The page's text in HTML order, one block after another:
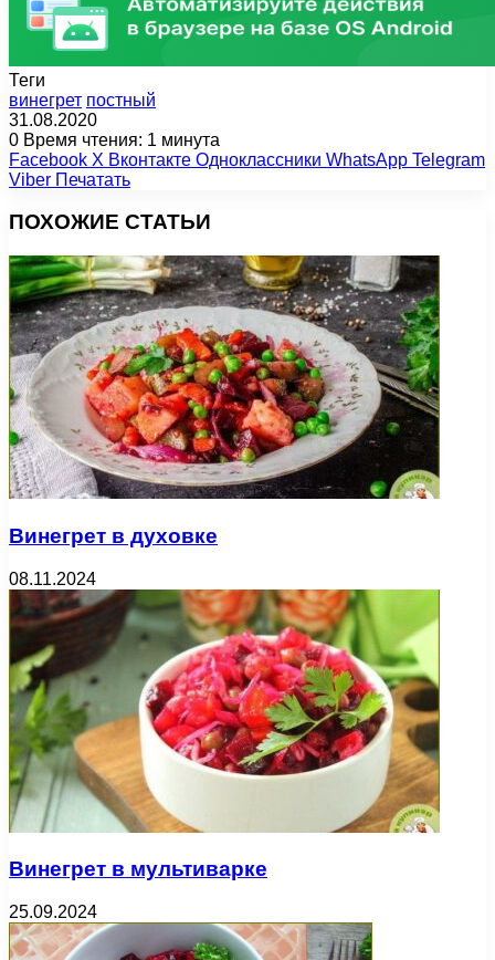
Теги
винегрет постный
31.08.2020
0 Время чтения: 1 минута
Facebook X Вконтакте Одноклассники WhatsApp Telegram
Viber Печатать
ПОХОЖИЕ СТАТЬИ
Винегрет в духовке
08.11.2024
Винегрет в мультиварке
25.09.2024